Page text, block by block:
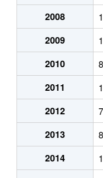
東造道
1,300万円
東造道
1,400万円
2,600万円
880万円
1,300万円
3,400万円
1,600万円
2008
2009
2010
2011
2012
2013
2014